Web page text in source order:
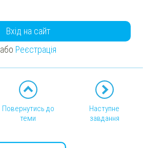
Вхід на сайт
або Реєстрація
Повернутись до
теми
Наступне
завдання